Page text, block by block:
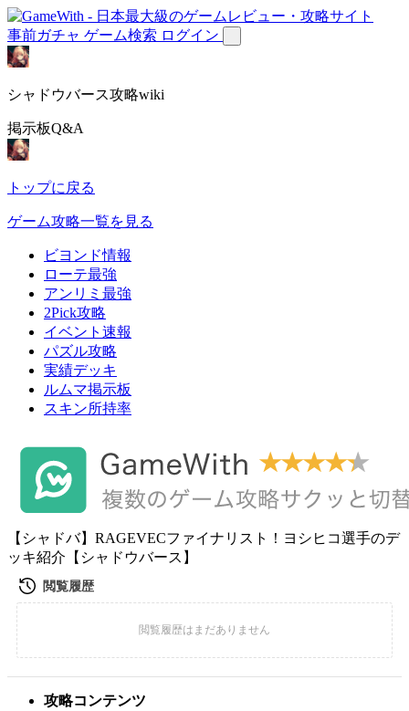
事前ガチャ ゲーム検索 ログイン
シャドウバース攻略wiki
掲示板Q&A
トップに戻る
ゲーム攻略一覧を見る
ビヨンド情報
ローテ最強
アンリミ最強
2Pick攻略
イベント速報
パズル攻略
実績デッキ
ルムマ掲示板
スキン所持率
【シャドバ】RAGEVECファイナリスト！ヨシヒコ選手のデ
ッキ紹介【シャドウバース】
攻略コンテンツ